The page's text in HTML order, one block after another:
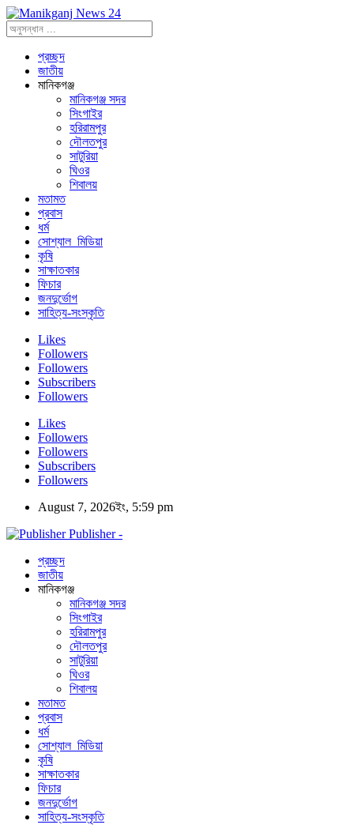
প্রচ্ছদ
জাতীয়
মানিকগঞ্জ
মানিকগঞ্জ সদর
সিংগাইর
হরিরামপুর
দৌলতপুর
সাটুরিয়া
ঘিওর
শিবালয়
মতামত
প্রবাস
ধর্ম
সোশ্যাল_মিডিয়া
কৃষি
সাক্ষাতকার
ফিচার
জনদুর্ভোগ
সাহিত্য-সংস্কৃতি
Likes
Followers
Followers
Subscribers
Followers
Likes
Followers
Followers
Subscribers
Followers
August 7, 2026ইং, 5:59 pm
Publisher -
প্রচ্ছদ
জাতীয়
মানিকগঞ্জ
মানিকগঞ্জ সদর
সিংগাইর
হরিরামপুর
দৌলতপুর
সাটুরিয়া
ঘিওর
শিবালয়
মতামত
প্রবাস
ধর্ম
সোশ্যাল_মিডিয়া
কৃষি
সাক্ষাতকার
ফিচার
জনদুর্ভোগ
সাহিত্য-সংস্কৃতি